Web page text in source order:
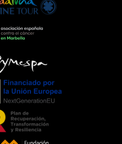
la Gala de la AECC
el importante
desempeñar las
unen esfuerzos en
común. La
entidades,
demuestra
es posible
que trasciende el
C. de Salamanca,